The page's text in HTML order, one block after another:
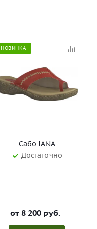
НОВИНКА
Сабо JANA
Достаточно
от 8 200 руб.